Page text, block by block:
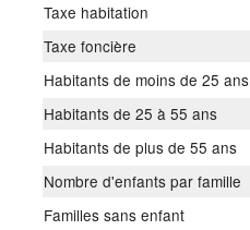
Taxe habitation
Taxe foncière
Habitants de moins de 25 ans
Habitants de 25 à 55 ans
Habitants de plus de 55 ans
Nombre d'enfants par famille
Familles sans enfant